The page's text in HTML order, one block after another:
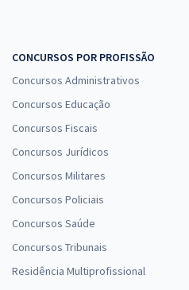
CONCURSOS POR PROFISSÃO
Concursos Administrativos
Concursos Educação
Concursos Fiscais
Concursos Jurídicos
Concursos Militares
Concursos Policiais
Concursos Saúde
Concursos Tribunais
Residência Multiprofissional